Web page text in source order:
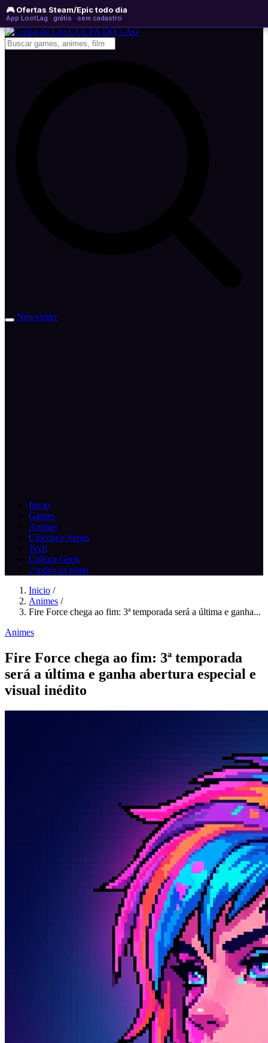
🎮 Ofertas Steam/Epic todo dia
App LootLag · grátis · sem cadastro
quinta-feira, 06 de agosto de 2026
Newsletter
CULPA DO LAG
Newsletter
Inicio
Games
Animes
Cinema e Series
Tech
Cultura Geek
// todos os posts
Inicio /
Animes /
Fire Force chega ao fim: 3ª temporada será a última e ganha...
Animes
Fire Force chega ao fim: 3ª temporada
será a última e ganha abertura especial e
visual inédito